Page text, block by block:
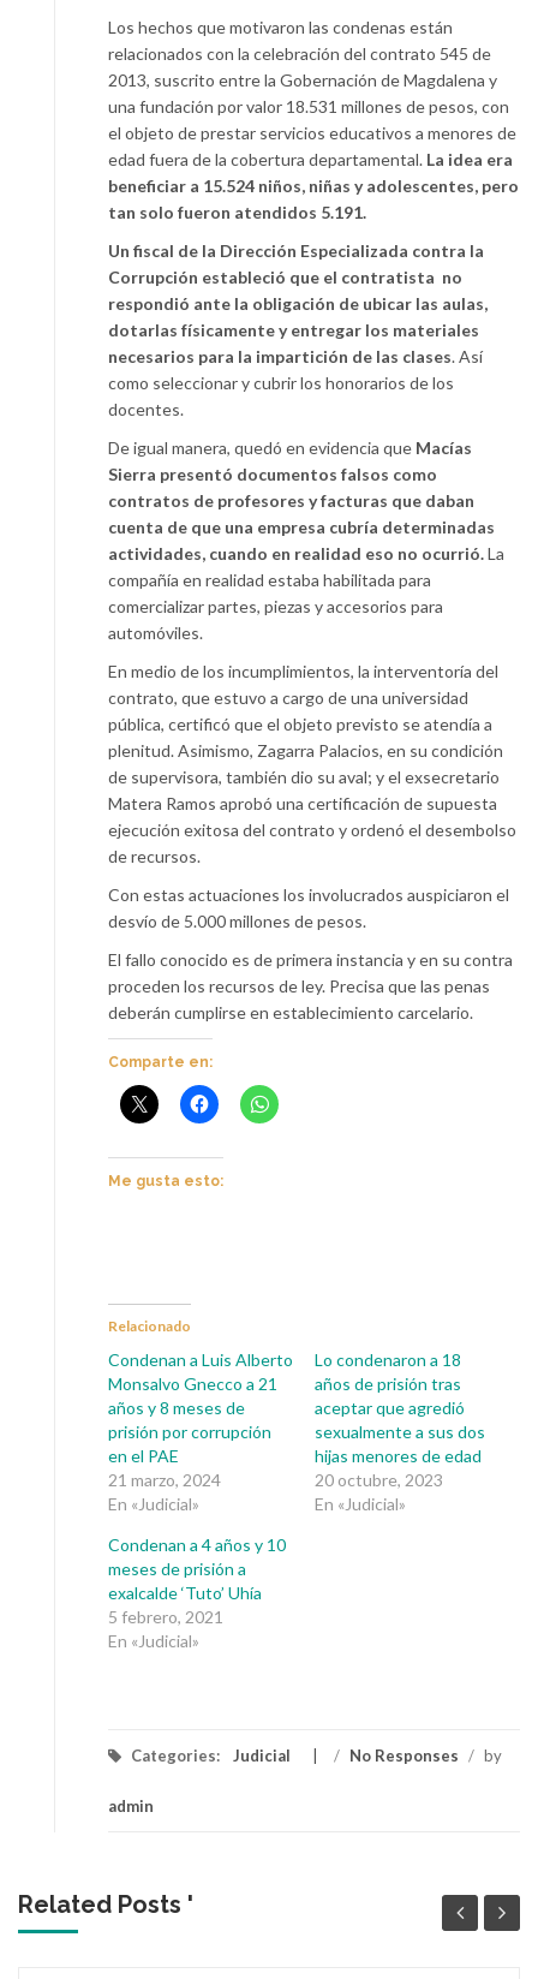
Los hechos que motivaron las condenas están
relacionados con la celebración del contrato 545 de
2013, suscrito entre la Gobernación de Magdalena y
una fundación por valor 18.531 millones de pesos, con
el objeto de prestar servicios educativos a menores de
edad fuera de la cobertura departamental. La idea era
beneficiar a 15.524 niños, niñas y adolescentes, pero
tan solo fueron atendidos 5.191.
Un fiscal de la Dirección Especializada contra la
Corrupción estableció que el contratista no
respondió ante la obligación de ubicar las aulas,
dotarlas físicamente y entregar los materiales
necesarios para la impartición de las clases. Así
como seleccionar y cubrir los honorarios de los
docentes.
De igual manera, quedó en evidencia que Macías
Sierra presentó documentos falsos como
contratos de profesores y facturas que daban
cuenta de que una empresa cubría determinadas
actividades, cuando en realidad eso no ocurrió.La
compañía en realidad estaba habilitada para
comercializar partes, piezas y accesorios para
automóviles.
En medio de los incumplimientos, la interventoría del
contrato, que estuvo a cargo de una universidad
pública, certificó que el objeto previsto se atendía a
plenitud. Asimismo, Zagarra Palacios, en su condición
de supervisora, también dio su aval; y el exsecretario
Matera Ramos aprobó una certificación de supuesta
ejecución exitosa del contrato y ordenó el desembolso
de recursos.
Con estas actuaciones los involucrados auspiciaron el
desvío de 5.000 millones de pesos.
El fallo conocido es de primera instancia y en su contra
proceden los recursos de ley. Precisa que las penas
deberán cumplirse en establecimiento carcelario.
Comparte en:
Me gusta esto:
Relacionado
Condenan a Luis Alberto
Monsalvo Gnecco a 21
años y 8 meses de
prisión por corrupción
en el PAE
21 marzo, 2024
En «Judicial»
Lo condenaron a 18
años de prisión tras
aceptar que agredió
sexualmente a sus dos
hijas menores de edad
20 octubre, 2023
En «Judicial»
Condenan a 4 años y 10
meses de prisión a
exalcalde ‘Tuto’ Uhía
5 febrero, 2021
En «Judicial»
Categories: Judicial / No Responses / by
admin
Related Posts '